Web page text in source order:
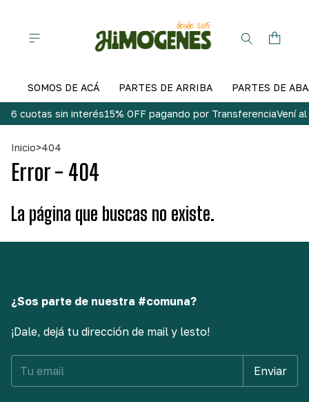
SOMOS DE ACÁ PARTES DE ARRIBA PARTES DE
6 cuotas sin interés15% OFF pagando por TransferenciaVení
Inicio>404
Error - 404
La página que buscas no existe.
¿Sos parte de nuestra #comuna?
¡Dale, dejá tu dirección de mail y lesto!